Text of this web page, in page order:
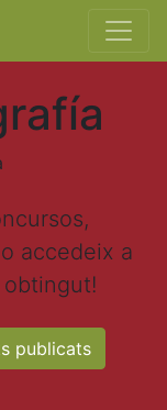
accedeix a
publicats